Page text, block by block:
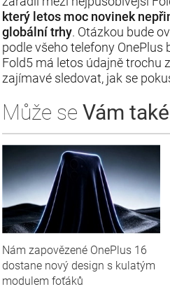
který letos moc novinek
globální trhy. Otázkou bude
podle všeho telefony OnePlus
Fold5 má letos údajně trochu
zajímavé sledovat, jak se
Může se Vám
Nám zapovězené OnePlus 16
dostane nový design s kulatým
modulem foťáků